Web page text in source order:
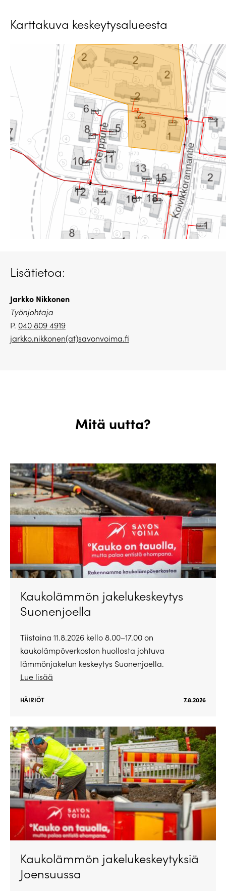
Karttakuva keskeytysalueesta
Lisätietoa:
Jarkko Nikkonen
Työnjohtaja
P. 040 809 4919
jarkko.nikkonen(at)savonvoima.fi
Mitä uutta?
Kaukolämmön jakelukeskeytys
Suonenjoella
Tiistaina 11.8.2026 kello 8.00–17.00 on
kaukolämpöverkoston huollosta johtuva
lämmönjakelun keskeytys Suonenjoella.
Lue lisää
HÄIRIÖT 7.8.2026
Kaukolämmön jakelukeskeytyksiä
Joensuussa